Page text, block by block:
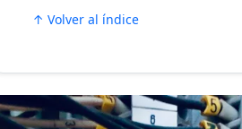
↑ Volver al índice